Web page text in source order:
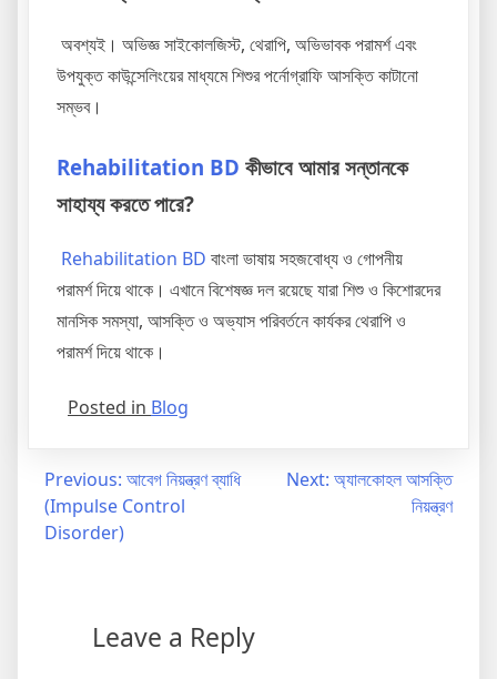
অবশ্যই। অভিজ্ঞ সাইকোলজিস্ট, থেরাপি, অভিভাবক পরামর্শ এবং
উপযুক্ত কাউন্সেলিংয়ের মাধ্যমে শিশুর পর্নোগ্রাফি আসক্তি কাটানো
সম্ভব।
Rehabilitation BD কীভাবে আমার সন্তানকে
সাহায্য করতে পারে?
Rehabilitation BD বাংলা ভাষায় সহজবোধ্য ও গোপনীয়
পরামর্শ দিয়ে থাকে। এখানে বিশেষজ্ঞ দল রয়েছে যারা শিশু ও কিশোরদের
মানসিক সমস্যা, আসক্তি ও অভ্যাস পরিবর্তনে কার্যকর থেরাপি ও
পরামর্শ দিয়ে থাকে।
Posted in Blog
Previous: আবেগ নিয়ন্ত্রণ ব্যাধি
(Impulse Control
Disorder)
Next: অ্যালকোহল আসক্তি
নিয়ন্ত্রণ
Leave a Reply